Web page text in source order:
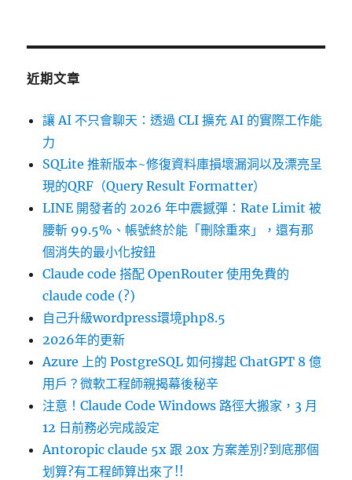
近期文章
讓 AI 不只會聊天：透過 CLI 擴充 AI 的實際工作能
力
SQLite 推新版本~修復資料庫損壞漏洞以及漂亮呈
現的QRF（Query Result Formatter）
LINE 開發者的 2026 年中震撼彈：Rate Limit 被
腰斬 99.5%、帳號終於能「刪除重來」，還有那
個消失的最小化按鈕
Claude code 搭配 OpenRouter 使用免費的
claude code (?)
自己升級wordpress環境php8.5
2026年的更新
Azure 上的 PostgreSQL 如何撐起 ChatGPT 8 億
用戶？微軟工程師親揭幕後秘辛
注意！Claude Code Windows 路徑大搬家，3 月
12 日前務必完成設定
Antoropic claude 5x 跟 20x 方案差別?到底那個
划算?有工程師算出來了!!